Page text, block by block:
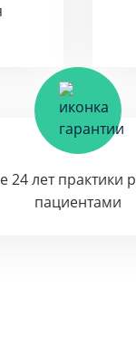
24 лет практики
пациентами